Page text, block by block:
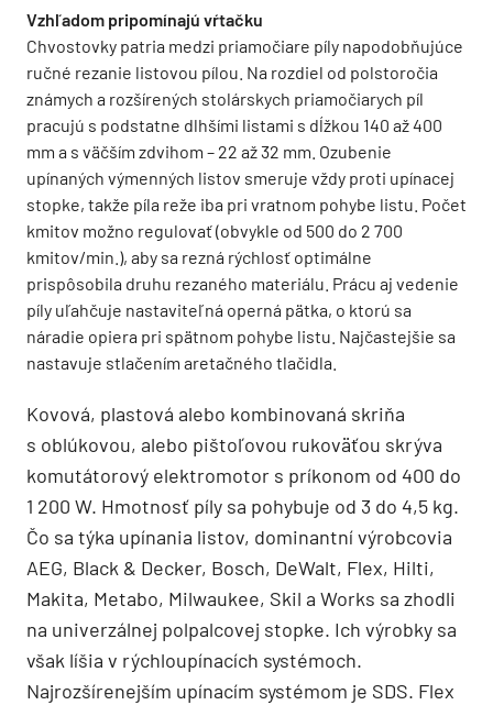
Vzhľadom pripomínajú vŕtačku
Chvostovky patria medzi priamočiare píly napodobňujúce
ručné rezanie listovou pílou. Na rozdiel od polstoročia
známych a rozšírených stolárskych priamočiarych píl
pracujú s podstatne dlhšími listami s dĺžkou 140 až 400
mm a s väčším zdvihom – 22 až 32 mm. Ozubenie
upínaných výmenných listov smeruje vždy proti upínacej
stopke, takže píla reže iba pri vratnom pohybe listu. Počet
kmitov možno regulovať (obvykle od 500 do 2 700
kmitov/min.), aby sa rezná rýchlosť optimálne
prispôsobila druhu rezaného materiálu. Prácu aj vedenie
píly uľahčuje nastaviteľná operná pätka, o ktorú sa
náradie opiera pri spätnom pohybe listu. Najčastejšie sa
nastavuje stlačením aretačného tlačidla.
Kovová, plastová alebo kombinovaná skriňa
s oblúkovou, alebo pištoľovou rukoväťou skrýva
komutátorový elektromotor s príkonom od 400 do
1 200 W. Hmotnosť píly sa pohybuje od 3 do 4,5 kg.
Čo sa týka upínania listov, dominantní výrobcovia
AEG, Black & Decker, Bosch, DeWalt, Flex, Hilti,
Makita, Metabo, Milwaukee, Skil a Works sa zhodli
na univerzálnej polpalcovej stopke. Ich výrobky sa
však líšia v rýchloupínacích systémoch.
Najrozšírenejším upínacím systémom je SDS. Flex